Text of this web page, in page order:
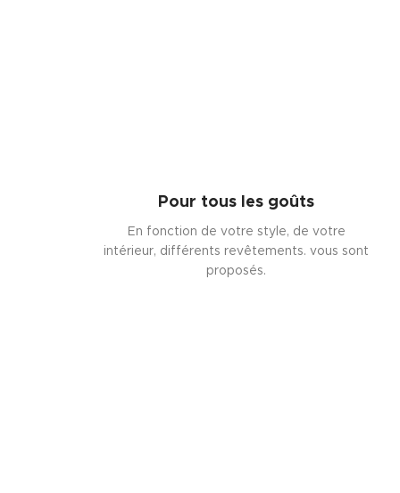
Pour tous les goûts
En fonction de votre style, de votre
intérieur, différents revêtements. vous sont
proposés.